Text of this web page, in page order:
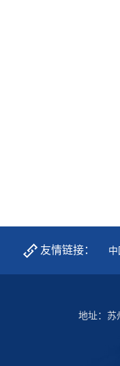
友情链接：
地址：苏